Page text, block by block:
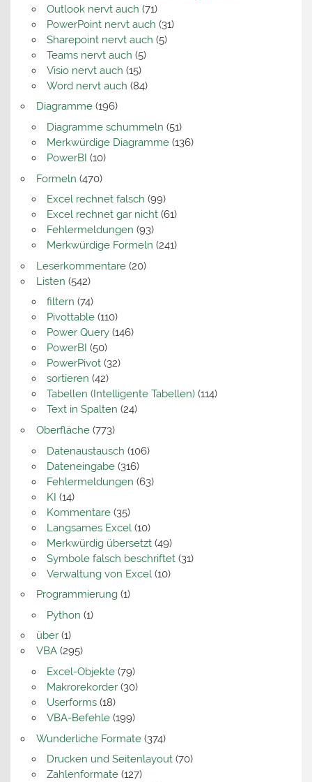
Outlook nervt auch (71)
PowerPoint nervt auch (31)
Sharepoint nervt auch (5)
Teams nervt auch (5)
Visio nervt auch (15)
Word nervt auch (84)
Diagramme(196)
Diagramme schummeln (51)
Merkwürdige Diagramme(136)
PowerBI (10)
Formeln (470)
Excel rechnet falsch (99)
Excel rechnet gar nicht(61)
Fehlermeldungen (93)
Merkwürdige Formeln (241)
Leserkommentare(20)
Listen (542)
filtern (74)
Pivottable(110)
Power Query(146)
PowerBI (50)
PowerPivot(32)
sortieren (42)
Tabellen (Intelligente Tabellen)(114)
Text in Spalten (24)
Oberfläche(773)
Datenaustausch (106)
Dateneingabe(316)
Fehlermeldungen (63)
KI (14)
Kommentare(35)
Langsames Excel (10)
Merkwürdig übersetzt(49)
Symbole falsch beschriftet(31)
Verwaltung von Excel (10)
Programmierung(1)
Python (1)
über(1)
VBA(295)
Excel-Objekte(79)
Makrorekorder(30)
Userforms(18)
VBA-Befehle(199)
Wunderliche Formate(374)
Drucken und Seitenlayout(70)
Zahlenformate(127)